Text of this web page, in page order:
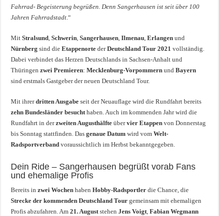
Fahrrad- Begeisterung begrüßen. Denn Sangerhausen ist seit über 100
Jahren Fahrradstadt.“
MitStralsund,Schwerin,Sangerhausen,Ilmenau,Erlangen und
Nürnberg sind dieEtappenorte derDeutschland Tour 2021 vollständig.
Dabei verbindet das Herzen Deutschlands in Sachsen-Anhalt und
Thüringenzwei Premieren:Mecklenburg-Vorpommern undBayern
sind erstmals Gastgeber der neuen Deutschland Tour.
Mit ihrerdritten Ausgabe seit der Neuauflage wird die Rundfahrt bereits
zehn Bundesländer besuchthaben. Auch im kommenden Jahr wird die
Rundfahrt in derzweiten Augusthälfte übervier Etappen von Donnerstag
bis Sonntag stattfinden. Dasgenaue Datum wird vomWelt-
Radsportverband voraussichtlich im Herbst bekanntgegeben.
Dein Ride – Sangerhausen begrüßt vorab Fans
und ehemalige Profis
Bereits inzwei Wochen habenHobby-Radsportler die Chance, die
Strecke der kommenden Deutschland Tour gemeinsam mit ehemaligen
Profis abzufahren. Am21. AuguststehenJens Voigt,Fabian Wegmann